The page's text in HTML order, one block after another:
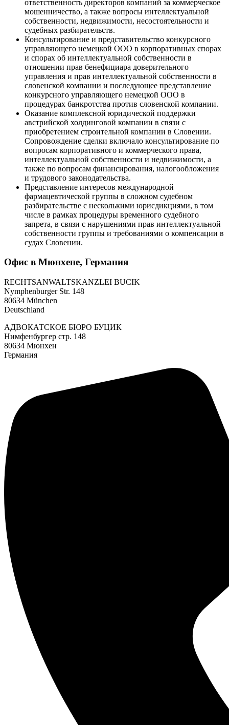
ответственность директоров компаний за коммерческое
мошенничество, а также вопросы интеллектуальной
собственности, недвижимости, несостоятельности и
судебных разбирательств.
Консультирование и представительство конкурсного
управляющего немецкой ООО в корпоративных спорах
и спорах об интеллектуальной собственности в
отношении прав бенефициара доверительного
управления и прав интеллектуальной собственности в
словенской компании и последующее представление
конкурсного управляющего немецкой ООО в
процедурах банкротства против словенской компании.
Оказание комплексной юридической поддержки
австрийской холдинговой компании в связи с
приобретением строительной компании в Словении.
Сопровождение сделки включало консультирование по
вопросам корпоративного и коммерческого права,
интеллектуальной собственности и недвижимости, а
также по вопросам финансирования, налогообложения
и трудового законодательства.
Представление интересов международной
фармацевтической группы в сложном судебном
разбирательстве с несколькими юрисдикциями, в том
числе в рамках процедуры временного судебного
запрета, в связи с нарушениями прав интеллектуальной
собственности группы и требованиями о компенсации в
судах Словении.
Офис в Мюнхене, Германия
RECHTSANWALTSKANZLEI BUCIK
Nymphenburger Str. 148
80634 München
Deutschland
АДВОКАТСКОЕ БЮРО БУЦИК
Нимфенбургер стр. 148
80634 Мюнхен
Германия